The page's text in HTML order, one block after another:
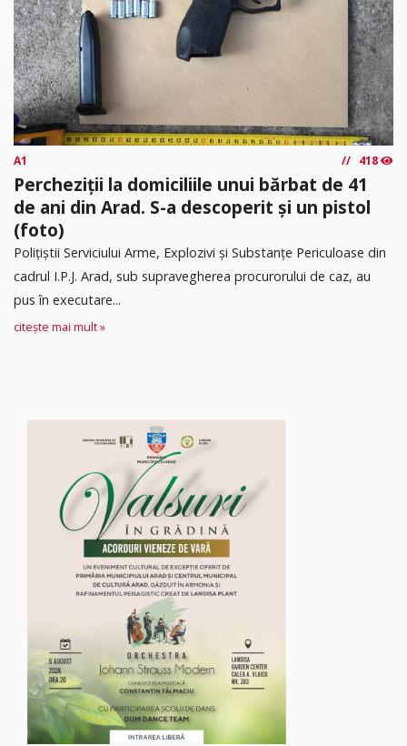
A1 418
Percheziții la domiciliile unui bărbat de 41
de ani din Arad. S-a descoperit și un pistol
(foto)
Polițiștii Serviciului Arme, Explozivi și Substanțe Periculoase din
cadrul I.P.J. Arad, sub supravegherea procurorului de caz, au
pus în executare...
citește mai mult »